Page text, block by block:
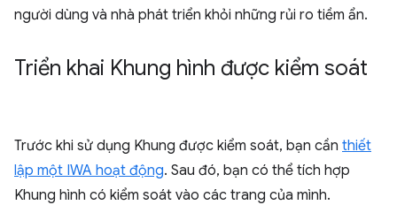
người dùng và nhà phát triển khỏi những rủi ro tiềm ẩn.
Triển khai Khung hình được kiểm soát
Trước khi sử dụng Khung được kiểm soát, bạn cần thiết
lập một IWA hoạt động. Sau đó, bạn có thể tích hợp
Khung hình có kiểm soát vào các trang của mình.